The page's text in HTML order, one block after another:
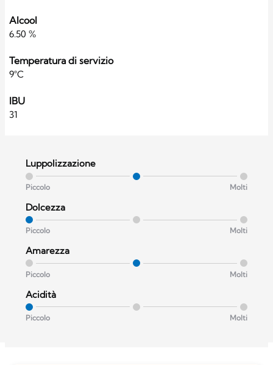
Alcool
6.50 %
Temperatura di servizio
9°C
IBU
31
Luppolizzazione
Piccolo Molti
Dolcezza
Piccolo Molti
Amarezza
Piccolo Molti
Acidità
Piccolo Molti